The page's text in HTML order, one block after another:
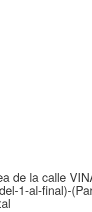
de la calle
1-al-final)-